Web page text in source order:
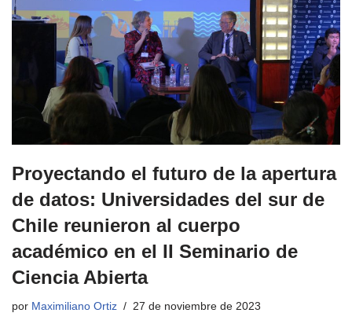
Proyectando el futuro de la apertura
de datos: Universidades del sur de
Chile reunieron al cuerpo
académico en el II Seminario de
Ciencia Abierta
por Maximiliano Ortiz 27 de noviembre de 2023